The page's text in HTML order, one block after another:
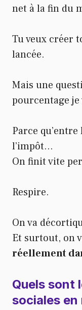
net à la fin du
Tu veux créer
lancée.
Mais une
pourcentage je
Parce qu’entre
l’impôt…
On finit vite
Respire.
On va
Et surtout, on
réellement
Quels sont
sociales